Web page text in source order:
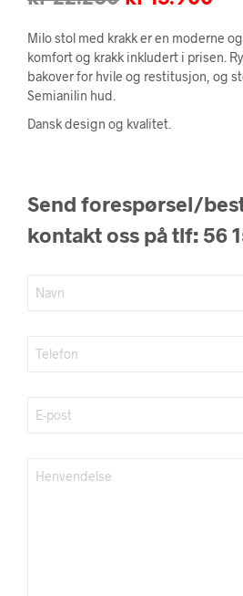
pris
var:
kr 22.260.
er:
kr
Milo stol med krakk er en moderne
komfort og krakk inkludert i prisen.
bakover for hvile og restitusjon, og
Semianilin hud.
Dansk design og kvalitet.
Send forespørsel/
kontakt oss på tlf: 56